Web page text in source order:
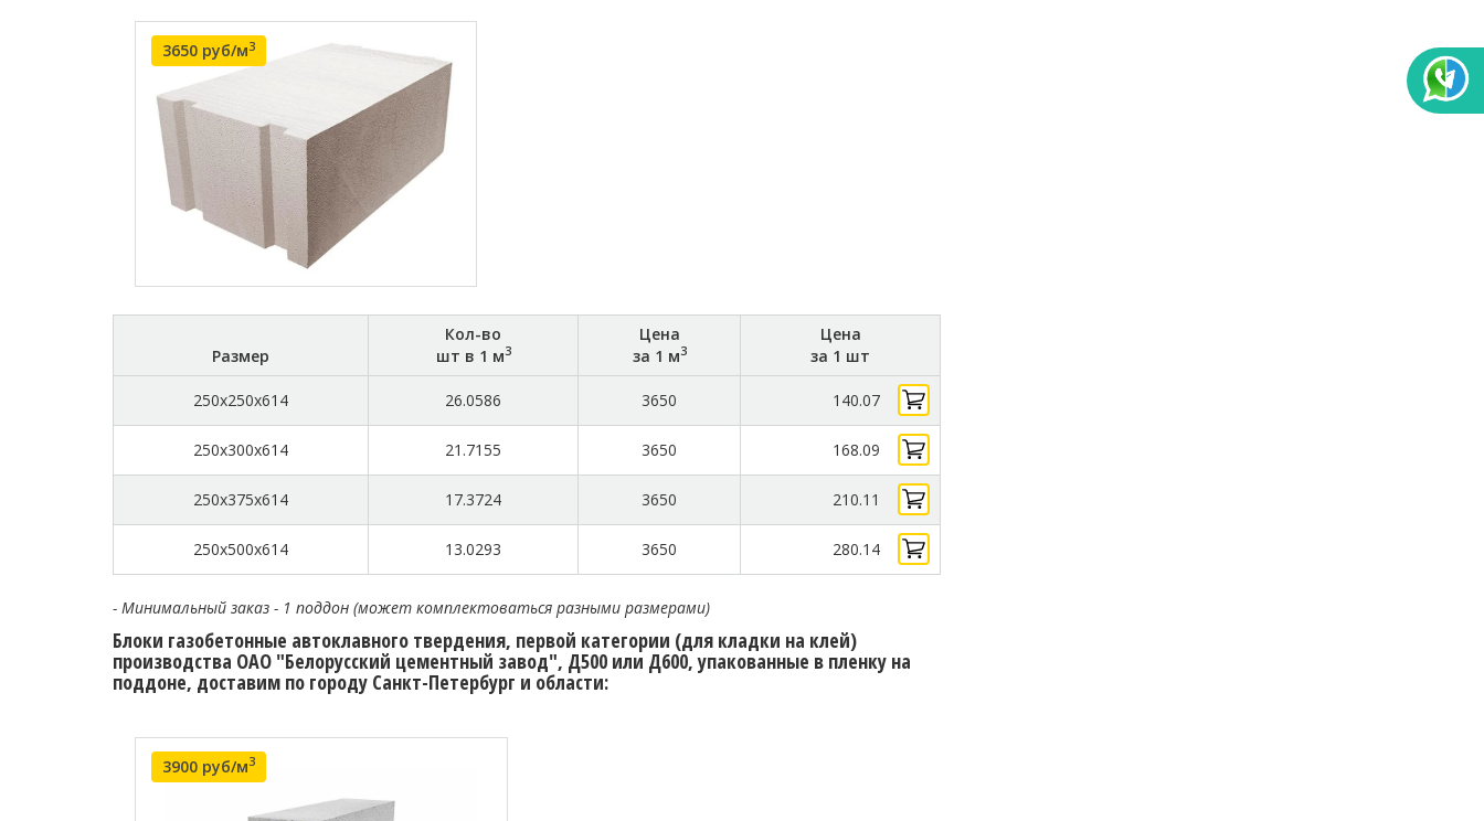
3650 руб/м3
Размер
Кол-во
шт в 1 м3
Цена
за 1 м3
Цена
за 1 шт
250x250x614 26.0586 3650 140.07
250x300x614 21.7155 3650 168.09
250x375x614 17.3724 3650 210.11
250x500x614 13.0293 3650 280.14
- Минимальный заказ - 1 поддон (может комплектоваться разными размерами)
Блоки газобетонные автоклавного твердения, первой категории (для кладки на клей)
производства ОАО "Белорусский цементный завод", Д500 или Д600, упакованные в пленку на
поддоне, доставим по городу Санкт-Петербург и области:
3900 руб/м3